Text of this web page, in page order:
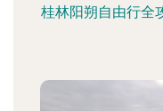
桂林阳朔自由行全